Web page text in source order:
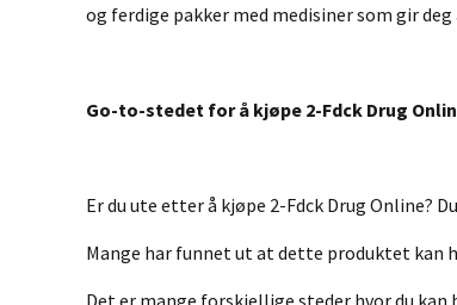
og ferdige pakker med medisiner som gir
Go-to-stedet for å kjøpe 2-Fdck Drug
Er du ute etter å kjøpe 2-Fdck Drug Online?
Mange har funnet ut at dette produktet kan